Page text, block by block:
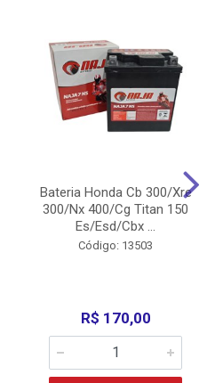
Bateria Honda Cb 300/Xre
300/Nx 400/Cg Titan 150
Es/Esd/Cbx ...
Código: 13503
R$ 170,00